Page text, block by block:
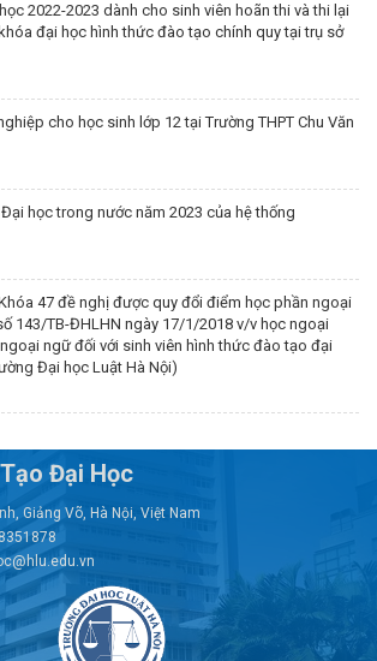
2022-2023 dành cho sinh viên hoãn thi và thi lại
đại học hình thức đào tạo chính quy tại trụ sở
cho học sinh lớp 12 tại Trường THPT Chu Văn
học trong nước năm 2023 của hệ thống
47 đề nghị được quy đổi điểm học phần ngoại
143/TB-ĐHLHN ngày 17/1/2018 v/v học ngoại
ngữ đối với sinh viên hình thức đào tạo đại
Đại học Luật Hà Nội)
Đại Học
Giảng Võ, Hà Nội, Việt Nam